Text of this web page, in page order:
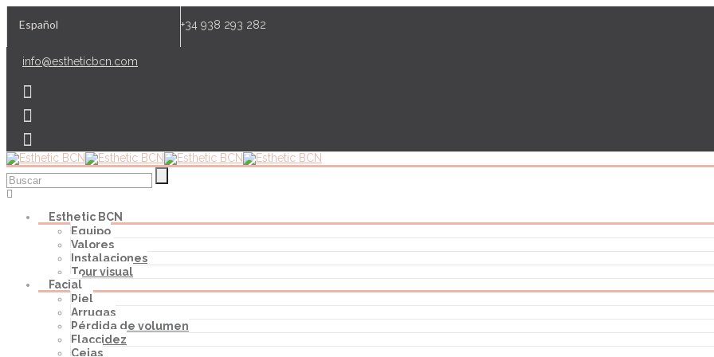
Español +34 938 293 282
info@estheticbcn.com
Esthetic BCN
Equipo
Valores
Instalaciones
Tour visual
Facial
Piel
Arrugas
Pérdida de volumen
Flaccidez
Cejas